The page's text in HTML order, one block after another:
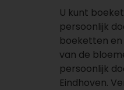
U kunt
persoonlijk
boeketten
van de
persoonlijk
Eindhoven.